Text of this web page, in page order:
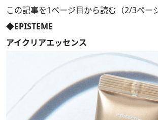
この記事を1ページ目から読む（2/3ペー
◆EPISTEME
アイクリアエッセンス